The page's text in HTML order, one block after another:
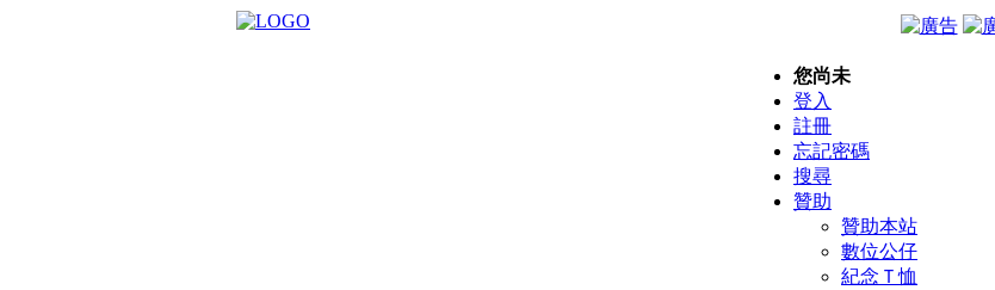
您尚未
登入
註冊
忘記密碼
搜尋
贊助
贊助本站
數位公仔
紀念Ｔ恤